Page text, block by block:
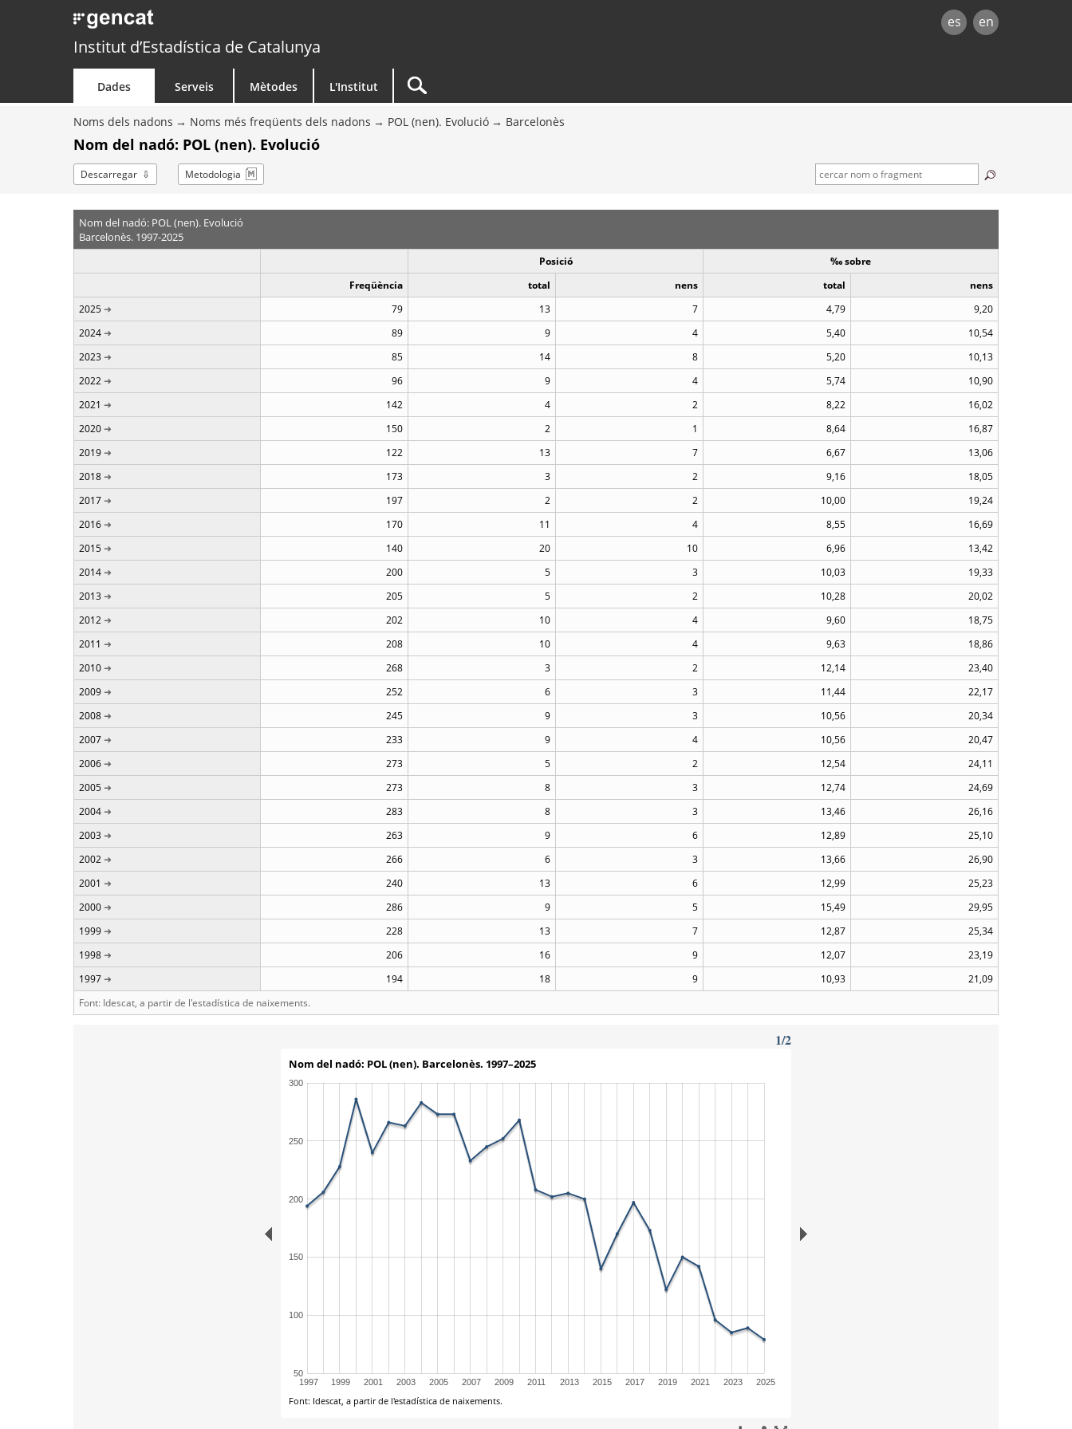
es en
Institut d’Estadística de Catalunya
Dades Serveis Mètodes L'Institut
Noms dels nadons Noms més freqüents dels nadons POL (nen). Evolució Barcelonès
Nom del nadó: POL (nen). Evolució
Descarregar Metodologia
Nom del nadó: POL (nen). Evolució
Barcelonès. 1997-2025
Posició
‰ sobre
Freqüència
total nens total
nens
2025
79 13 7 4,79
9,20
2024
89 9 4 5,40
10,54
2023
85 14 8 5,20
10,13
2022
96 9 4 5,74
10,90
2021
142 4 2 8,22
16,02
2020
150 2 1 8,64
16,87
2019
122 13 7 6,67
13,06
2018
173 3 2 9,16
18,05
2017
197 2 2 10,00
19,24
2016
170 11 4 8,55
16,69
2015
140 20 10 6,96
13,42
2014
200 5 3 10,03
19,33
2013
205 5 2 10,28
20,02
2012
202 10 4 9,60
18,75
2011
208 10 4 9,63
18,86
2010
268 3 2 12,14
23,40
2009
252 6 3 11,44
22,17
2008
245 9 3 10,56
20,34
2007
233 9 4 10,56
20,47
2006
273 5 2 12,54
24,11
2005
273 8 3 12,74
24,69
2004
283 8 3 13,46
26,16
2003
263 9 6 12,89
25,10
2002
266 6 3 13,66
26,90
2001
240 13 6 12,99
25,23
2000
286 9 5 15,49
29,95
1999
228 13 7 12,87
25,34
1998
206 16 9 12,07
23,19
1997
194 18 9 10,93
21,09
Font: Idescat, a partir de l'estadística de naixements.